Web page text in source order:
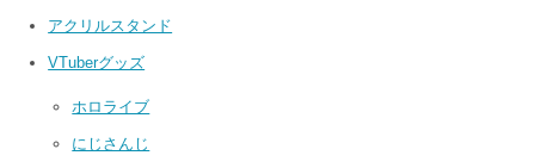
アクリルスタンド
VTuberグッズ
ホロライブ
にじさんじ